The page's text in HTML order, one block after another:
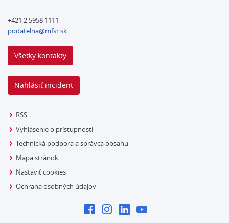
+421 2 5958 1111
podatelna@mfsr.sk
Všetky kontakty
Nahlásiť incident
RSS
Vyhlásenie o prístupnosti
Technická podpora a správca obsahu
Mapa stránok
Nastaviť cookies
Ochrana osobných údajov